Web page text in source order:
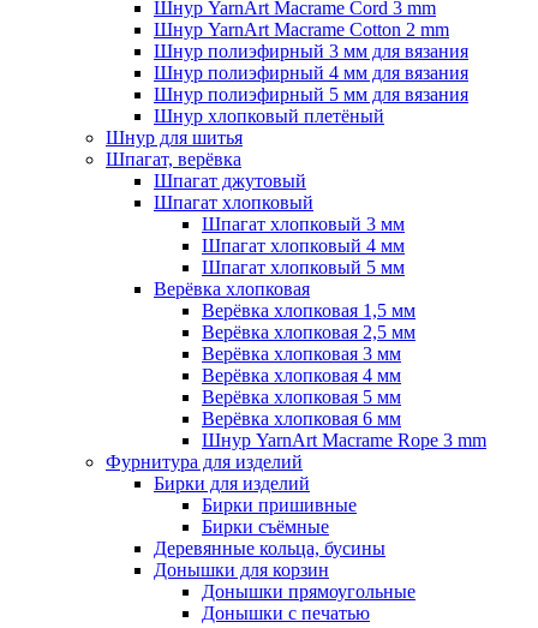
Шнур YarnArt Macrame Cord 3 mm
Шнур YarnArt Macrame Cotton 2 mm
Шнур полиэфирный 3 мм для вязания
Шнур полиэфирный 4 мм для вязания
Шнур полиэфирный 5 мм для вязания
Шнур хлопковый плетёный
Шнур для шитья
Шпагат, верёвка
Шпагат джутовый
Шпагат хлопковый
Шпагат хлопковый 3 мм
Шпагат хлопковый 4 мм
Шпагат хлопковый 5 мм
Верёвка хлопковая
Верёвка хлопковая 1,5 мм
Верёвка хлопковая 2,5 мм
Верёвка хлопковая 3 мм
Верёвка хлопковая 4 мм
Верёвка хлопковая 5 мм
Верёвка хлопковая 6 мм
Шнур YarnArt Macrame Rope 3 mm
Фурнитура для изделий
Бирки для изделий
Бирки пришивные
Бирки съёмные
Деревянные кольца, бусины
Донышки для корзин
Донышки прямоугольные
Донышки с печатью